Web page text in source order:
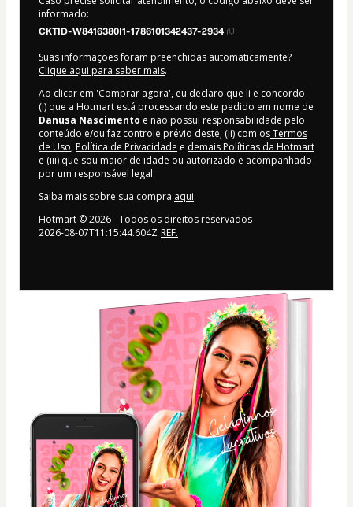
informado:
CKTID-W8416380I1-1786101342437-2934
Suas informações foram preenchidas automaticamente?
Clique aqui para saber mais.
Ao clicar em 'Comprar agora', eu declaro que li e concordo
(i) que a Hotmart está processando este pedido em nome de
Danusa Nascimento e não possui responsabilidade pelo
conteúdo e/ou faz controle prévio deste; (ii) com osTermos
de Uso, Política de Privacidade e demais Políticas da Hotmart
e (iii) que sou maior de idade ou autorizado e acompanhado
por um responsável legal.
Saiba mais sobre sua compra aqui.
Hotmart ©2026- Todos os direitos reservados
2026-08-07T11:15:44.604Z REF.